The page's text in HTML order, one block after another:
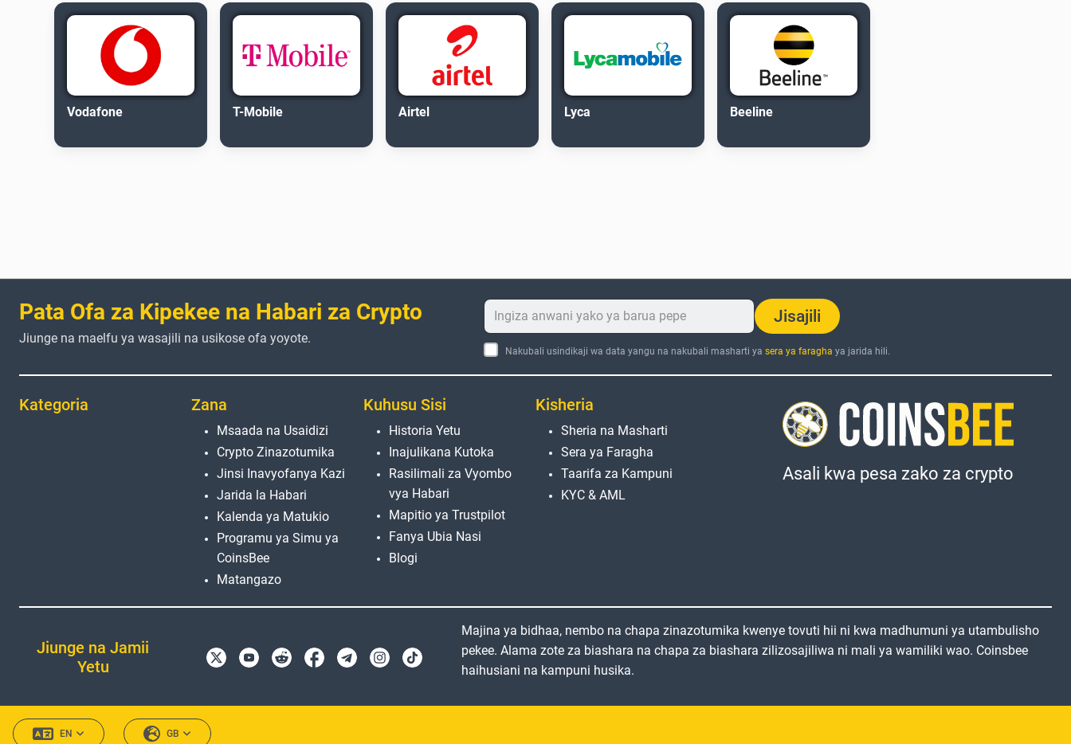
Vodafone T-Mobile Airtel Lyca Beeline
Pata Ofa za Kipekee na Habari za Crypto
Jiunge na maelfu ya wasajili na usikose ofa yoyote.
Jisajili
Nakubali usindikaji wa data yangu na nakubali masharti ya sera ya faragha ya jarida hili.
Kategoria Zana
Msaada na Usaidizi
Crypto Zinazotumika
Jinsi Inavyofanya Kazi
Jarida la Habari
Kalenda ya Matukio
Programu ya Simu ya
CoinsBee
Matangazo
Kuhusu Sisi
Historia Yetu
Inajulikana Kutoka
Rasilimali za Vyombo
vya Habari
Mapitio ya Trustpilot
Fanya Ubia Nasi
Blogi
Kisheria
Sheria na Masharti
Sera ya Faragha
Taarifa za Kampuni
KYC & AML
Asali kwa pesa zako za crypto
Jiunge na Jamii
Yetu
Majina ya bidhaa, nembo na chapa zinazotumika kwenye tovuti hii ni kwa madhumuni ya utambulisho
pekee. Alama zote za biashara na chapa za biashara zilizosajiliwa ni mali ya wamiliki wao. Coinsbee
haihusiani na kampuni husika.
EN GB